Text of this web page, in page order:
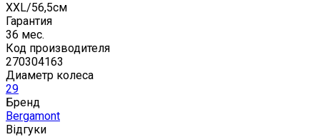
XXL/56,5см
Гарантия
36 мес.
Код производителя
270304163
Диаметр колеса
29
Бренд
Bergamont
Відгуки